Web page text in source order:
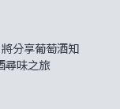
分享葡萄酒知
尋味之旅